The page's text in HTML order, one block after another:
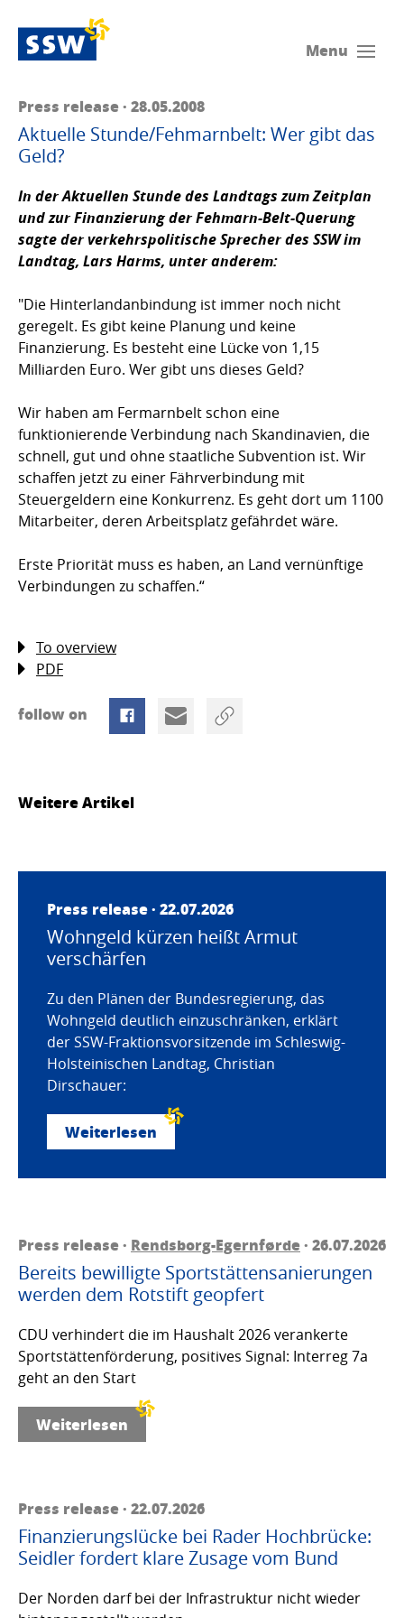
Menu
Press release · 28.05.2008
Aktuelle Stunde/Fehmarnbelt: Wer gibt das
Geld?
In der Aktuellen Stunde des Landtags zum Zeitplan
und zur Finanzierung der Fehmarn-Belt-Querung
sagte der verkehrspolitische Sprecher des SSW im
Landtag, Lars Harms, unter anderem:
"Die Hinterlandanbindung ist immer noch nicht
geregelt. Es gibt keine Planung und keine
Finanzierung. Es besteht eine Lücke von 1,15
Milliarden Euro. Wer gibt uns dieses Geld?
Wir haben am Fermarnbelt schon eine
funktionierende Verbindung nach Skandinavien, die
schnell, gut und ohne staatliche Subvention ist. Wir
schaffen jetzt zu einer Fährverbindung mit
Steuergeldern eine Konkurrenz. Es geht dort um 1100
Mitarbeiter, deren Arbeitsplatz gefährdet wäre.
Erste Priorität muss es haben, an Land vernünftige
Verbindungen zu schaffen.“
To overview
PDF
follow on
Weitere Artikel
Press release · 22.07.2026
Wohngeld kürzen heißt Armut
verschärfen
Zu den Plänen der Bundesregierung, das
Wohngeld deutlich einzuschränken, erklärt
der SSW-Fraktionsvorsitzende im Schleswig-
Holsteinischen Landtag, Christian
Dirschauer:
Weiterlesen
Press release · Rendsborg-Egernførde· 26.07.2026
Bereits bewilligte Sportstättensanierungen
werden dem Rotstift geopfert
CDU verhindert die im Haushalt 2026 verankerte
Sportstättenförderung, positives Signal: Interreg 7a
geht an den Start
Weiterlesen
Press release · 22.07.2026
Finanzierungslücke bei Rader Hochbrücke:
Seidler fordert klare Zusage vom Bund
Der Norden darf bei der Infrastruktur nicht wieder